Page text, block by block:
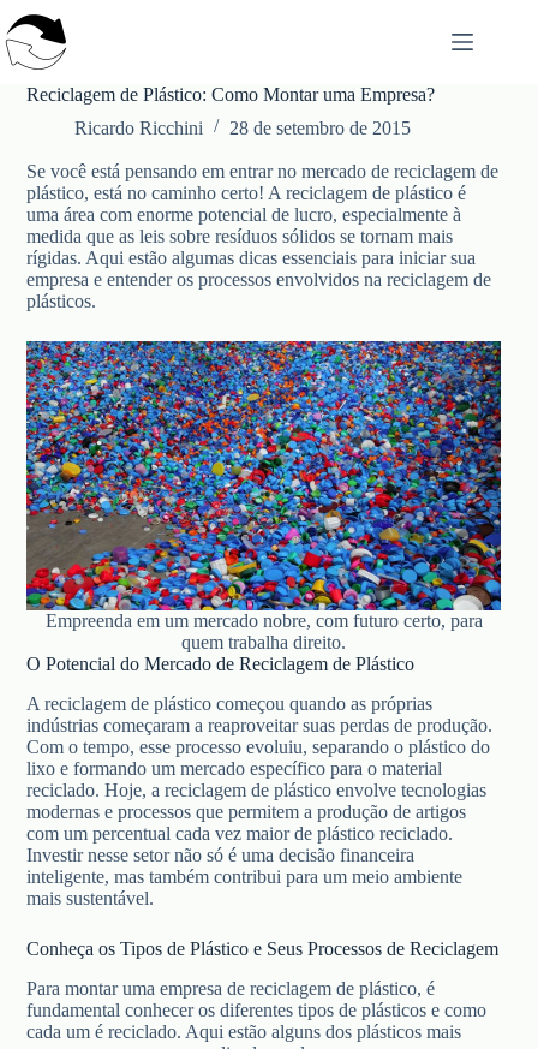
para
o
conteúdo
Reciclagem de Plástico: Como Montar uma Empresa?
Ricardo Ricchini
28 de setembro de 2015
Se você está pensando em entrar no mercado de reciclagem de
plástico, está no caminho certo! A reciclagem de plástico é
uma área com enorme potencial de lucro, especialmente à
medida que as leis sobre resíduos sólidos se tornam mais
rígidas. Aqui estão algumas dicas essenciais para iniciar sua
empresa e entender os processos envolvidos na reciclagem de
plásticos.
Empreenda em um mercado nobre, com futuro certo, para
quem trabalha direito.
O Potencial do Mercado de Reciclagem de Plástico
A reciclagem de plástico começou quando as próprias
indústrias começaram a reaproveitar suas perdas de produção.
Com o tempo, esse processo evoluiu, separando o plástico do
lixo e formando um mercado específico para o material
reciclado. Hoje, a reciclagem de plástico envolve tecnologias
modernas e processos que permitem a produção de artigos
com um percentual cada vez maior de plástico reciclado.
Investir nesse setor não só é uma decisão financeira
inteligente, mas também contribui para um meio ambiente
mais sustentável.
Conheça os Tipos de Plástico e Seus Processos de Reciclagem
Para montar uma empresa de reciclagem de plástico, é
fundamental conhecer os diferentes tipos de plásticos e como
cada um é reciclado. Aqui estão alguns dos plásticos mais